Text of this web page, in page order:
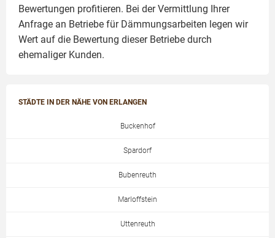
Bewertungen profitieren. Bei der Vermittlung Ihrer
Anfrage an Betriebe für Dämmungsarbeiten legen wir
Wert auf die Bewertung dieser Betriebe durch
ehemaliger Kunden.
STÄDTE IN DER NÄHE VON ERLANGEN
Buckenhof
Spardorf
Bubenreuth
Marloffstein
Uttenreuth